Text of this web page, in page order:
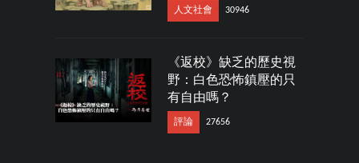
人文社會 30946
《返校》缺乏的歷史視
野：白色恐怖鎮壓的只
有自由嗎？
評論 27656